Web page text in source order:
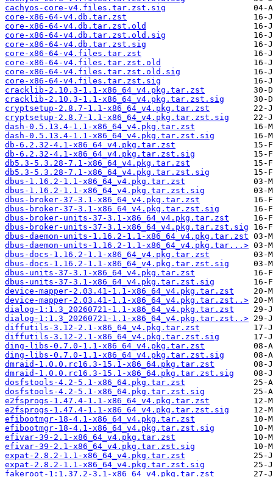
cachyos-core-v4.files.tar.zst.sig
core-x86-64-v4.db.tar.zst
core-x86-64-v4.db.tar.zst.old
core-x86-64-v4.db.tar.zst.old.sig
core-x86-64-v4.db.tar.zst.sig
core-x86-64-v4.files.tar.zst
core-x86-64-v4.files.tar.zst.old
core-x86-64-v4.files.tar.zst.old.sig
core-x86-64-v4.files.tar.zst.sig
cracklib-2.10.3-1.1-x86_64_v4.pkg.tar.zst
cracklib-2.10.3-1.1-x86_64_v4.pkg.tar.zst.sig
cryptsetup-2.8.7-1.1-x86_64_v4.pkg.tar.zst
cryptsetup-2.8.7-1.1-x86_64_v4.pkg.tar.zst.sig
dash-0.5.13.4-1.1-x86_64_v4.pkg.tar.zst
dash-0.5.13.4-1.1-x86_64_v4.pkg.tar.zst.sig
db-6.2.32-4.1-x86_64_v4.pkg.tar.zst
db-6.2.32-4.1-x86_64_v4.pkg.tar.zst.sig
db5.3-5.3.28-7.1-x86_64_v4.pkg.tar.zst
db5.3-5.3.28-7.1-x86_64_v4.pkg.tar.zst.sig
dbus-1.16.2-1.1-x86_64_v4.pkg.tar.zst
dbus-1.16.2-1.1-x86_64_v4.pkg.tar.zst.sig
dbus-broker-37-3.1-x86_64_v4.pkg.tar.zst
dbus-broker-37-3.1-x86_64_v4.pkg.tar.zst.sig
dbus-broker-units-37-3.1-x86_64_v4.pkg.tar.zst
dbus-broker-units-37-3.1-x86_64_v4.pkg.tar.zst.sig
dbus-daemon-units-1.16.2-1.1-x86_64_v4.pkg.tar.zst
dbus-daemon-units-1.16.2-1.1-x86_64_v4.pkg.tar...>
dbus-docs-1.16.2-1.1-x86_64_v4.pkg.tar.zst
dbus-docs-1.16.2-1.1-x86_64_v4.pkg.tar.zst.sig
dbus-units-37-3.1-x86_64_v4.pkg.tar.zst
dbus-units-37-3.1-x86_64_v4.pkg.tar.zst.sig
device-mapper-2.03.41-1.1-x86_64_v4.pkg.tar.zst
device-mapper-2.03.41-1.1-x86_64_v4.pkg.tar.zst..>
dialog-1:1.3_20260721-1.1-x86_64_v4.pkg.tar.zst
dialog-1:1.3_20260721-1.1-x86_64_v4.pkg.tar.zst..>
diffutils-3.12-2.1-x86_64_v4.pkg.tar.zst
diffutils-3.12-2.1-x86_64_v4.pkg.tar.zst.sig
ding-libs-0.7.0-1.1-x86_64_v4.pkg.tar.zst
ding-libs-0.7.0-1.1-x86_64_v4.pkg.tar.zst.sig
dmraid-1.0.0.rc16.3-15.1-x86_64.pkg.tar.zst
dmraid-1.0.0.rc16.3-15.1-x86_64.pkg.tar.zst.sig
dosfstools-4.2-5.1-x86_64.pkg.tar.zst
dosfstools-4.2-5.1-x86_64.pkg.tar.zst.sig
e2fsprogs-1.47.4-1.1-x86_64_v4.pkg.tar.zst
e2fsprogs-1.47.4-1.1-x86_64_v4.pkg.tar.zst.sig
efibootmgr-18-4.1-x86_64_v4.pkg.tar.zst
efibootmgr-18-4.1-x86_64_v4.pkg.tar.zst.sig
efivar-39-2.1-x86_64_v4.pkg.tar.zst
efivar-39-2.1-x86_64_v4.pkg.tar.zst.sig
expat-2.8.2-1.1-x86_64_v4.pkg.tar.zst
expat-2.8.2-1.1-x86_64_v4.pkg.tar.zst.sig
fakeroot-1:1.37.2-3.1-x86_64_v4.pkg.tar.zst